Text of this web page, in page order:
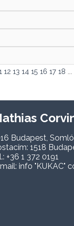
12 13 14 15 16 17 18 ...
Budapest,
1518
+36 1 372 0191
info "KUKAC"